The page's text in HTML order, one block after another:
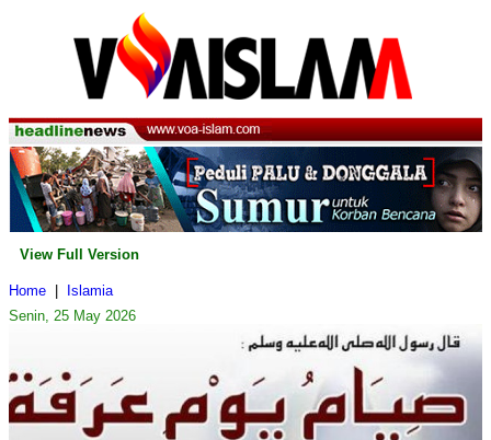
View Full Version
Home
Islamia
Senin, 25 May 2026